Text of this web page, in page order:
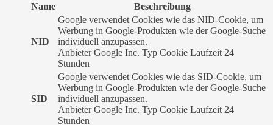
Name
Beschreibung
NID
Google verwendet Cookies wie das NID-Cookie, um
Werbung in Google-Produkten wie der Google-Suche
individuell anzupassen.
Anbieter Google Inc. Typ Cookie Laufzeit 24
Stunden
SID
Google verwendet Cookies wie das SID-Cookie, um
Werbung in Google-Produkten wie der Google-Suche
individuell anzupassen.
Anbieter Google Inc. Typ Cookie Laufzeit 24
Stunden